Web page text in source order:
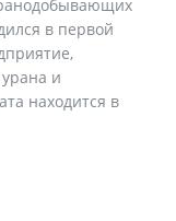
в первой
и
находится в